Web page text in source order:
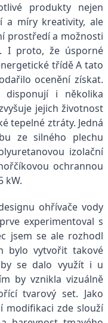
produkty nejen
a míry kreativity, ale
prostředí a možnosti
I proto, že úsporné
třídě A tato
ocenění získat.
disponují i několika
jejich životnost
tepelné ztráty. Jedná
ze silného plechu
izolační
ochrannou
kW.
ohřívače vody
experimentoval s
jsem se ale rozhodl
bylo vytvořit takové
se dalo využít i u
by vznikla vizuálně
tvarový set. Jako
modifikaci zde slouží